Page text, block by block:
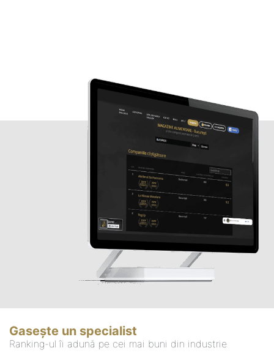
Gasește un specialist
Ranking-ul îi adună pe cei mai buni din industrie